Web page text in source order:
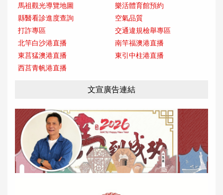
馬祖觀光導覽地圖
樂活體育館預約
縣醫看診進度查詢
空氣品質
打詐專區
交通違規檢舉專區
北竿白沙港直播
南竿福澳港直播
東莒猛澳港直播
東引中柱港直播
西莒青帆港直播
文宣廣告連結